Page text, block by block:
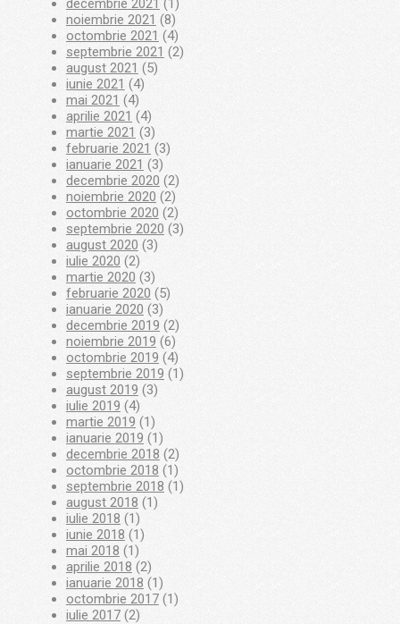
decembrie 2021 (1)
noiembrie 2021 (8)
octombrie 2021 (4)
septembrie 2021 (2)
august 2021 (5)
iunie 2021 (4)
mai 2021 (4)
aprilie 2021 (4)
martie 2021 (3)
februarie 2021 (3)
ianuarie 2021 (3)
decembrie 2020 (2)
noiembrie 2020 (2)
octombrie 2020 (2)
septembrie 2020 (3)
august 2020 (3)
iulie 2020 (2)
martie 2020 (3)
februarie 2020 (5)
ianuarie 2020 (3)
decembrie 2019 (2)
noiembrie 2019 (6)
octombrie 2019 (4)
septembrie 2019 (1)
august 2019 (3)
iulie 2019 (4)
martie 2019 (1)
ianuarie 2019 (1)
decembrie 2018 (2)
octombrie 2018 (1)
septembrie 2018 (1)
august 2018 (1)
iulie 2018 (1)
iunie 2018 (1)
mai 2018 (1)
aprilie 2018 (2)
ianuarie 2018 (1)
octombrie 2017(1)
iulie 2017(2)